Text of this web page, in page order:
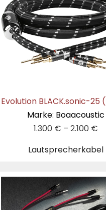
Lautsprecherkabel
Marke: Boaacoustic
1.300 € –2.100 €